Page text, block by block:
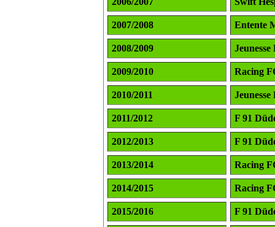
2007/2008 Entente
2008/2009 Jeunesse
2009/2010 Racing
2010/2011 Jeunesse
2011/2012 F 91
2012/2013 F 91
2013/2014 Racing
2014/2015 Racing
2015/2016 F 91